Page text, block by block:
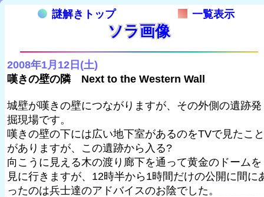
謎解きトップ 一覧表示
ソラ画像
2008年1月12日(土)
嘆きの壁の隣 Next to the Western Wall
城壁が嘆きの壁につながりますが、その外側の遺跡発
掘現場です。
嘆きの壁の下には広い地下室があるのをTVで見たこと
がありますが、この遺跡から入る?
向こうに見える木の渡り廊下を通って黄金のドームを
見に行きますが、12時半から1時間だけの公開に間に
ったのは兵士達のアドバイスのお陰でした。